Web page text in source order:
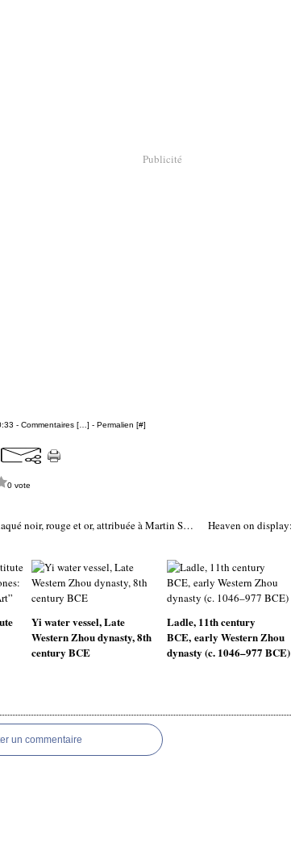
Publicité
- Commentaires [ ] - Permalien [#]
0 vote
Table à jeux en bois laqué noir, rouge et or, attribuée à Martin Schnell, travail allemand, Dresde, vers 1740
Yi water vessel, Late
Western Zhou dynasty, 8th
century BCE
Ladle, 11th century
BCE, early Western Zhou
dynasty (c. 1046–977 BCE)
un commentaire